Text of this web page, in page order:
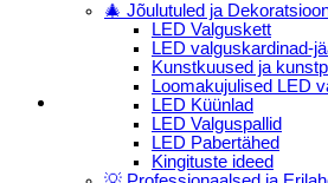
🎄 Jõulutuled ja
LED Valguskett
LED valguskardinad-
Kunstkuused ja
Loomakujulised LED
LED Küünlad
LED Valguspallid
LED Pabertähed
Kingituste ideed